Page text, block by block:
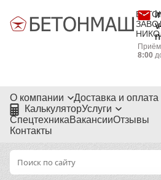
Приём
8:00
О компании
Доставка и оплата
КалькуляторУслуги
СпецтехникаВакансииОтзывы
Контакты